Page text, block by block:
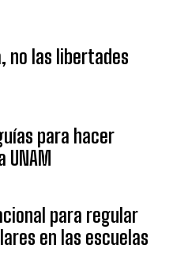
no las libertades
para hacer
para regular
en las escuelas